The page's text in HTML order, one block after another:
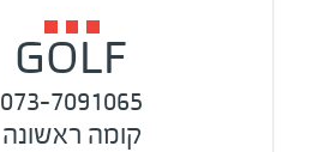
GOLF
073-7091065
קומה ראשונה